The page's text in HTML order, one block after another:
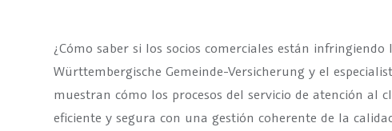
¿Cómo saber si los socios comerciales están
Württembergische Gemeinde-Versicherung y el
muestran cómo los procesos del servicio de atención al
eficiente y segura con una gestión coherente de la